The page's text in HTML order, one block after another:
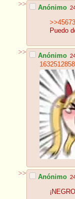
>> Anónimo
Puedo
>> Anónimo
>> Anónimo